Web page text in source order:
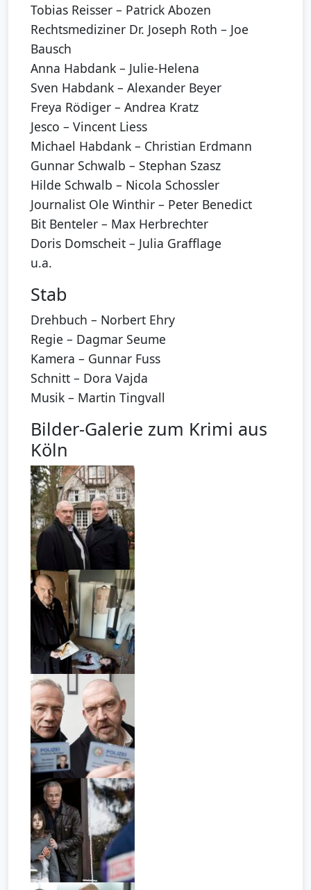
Tobias Reisser – Patrick Abozen
Rechtsmediziner Dr. Joseph Roth – Joe
Bausch
Anna Habdank – Julie-Helena
Sven Habdank – Alexander Beyer
Freya Rödiger – Andrea Kratz
Jesco – Vincent Liess
Michael Habdank – Christian Erdmann
Gunnar Schwalb – Stephan Szasz
Hilde Schwalb – Nicola Schossler
Journalist Ole Winthir – Peter Benedict
Bit Benteler – Max Herbrechter
Doris Domscheit – Julia Grafflage
u.a.
Stab
Drehbuch – Norbert Ehry
Regie – Dagmar Seume
Kamera – Gunnar Fuss
Schnitt – Dora Vajda
Musik – Martin Tingvall
Bilder-Galerie zum Krimi aus
Köln